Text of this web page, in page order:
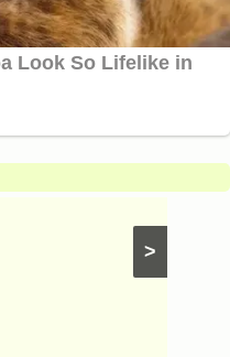
>
Постни
гъбено-
грахови
филии
Постни ястия с
Ястия с
Безмесни ястия с грах